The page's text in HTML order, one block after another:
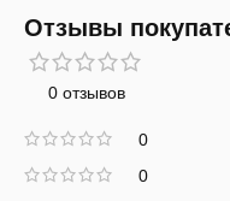
Отзывы
0 отзывов
0
0